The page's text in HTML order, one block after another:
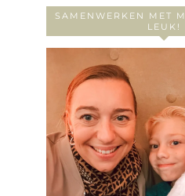
SAMENWERKEN MET
LEUK!